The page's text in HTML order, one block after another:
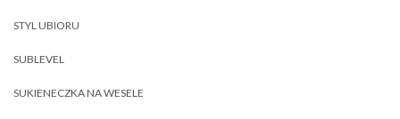
STYL UBIORU
SUBLEVEL
SUKIENECZKA NA WESELE